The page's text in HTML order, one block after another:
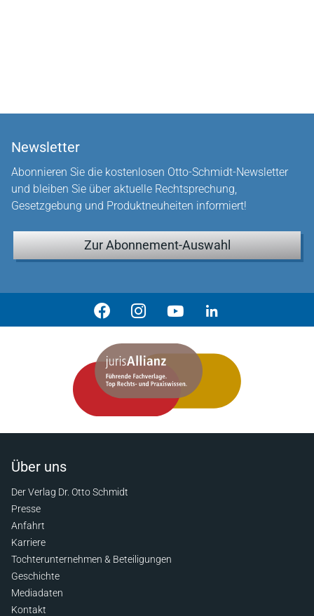
Newsletter
Abonnieren Sie die kostenlosen Otto-Schmidt-Newsletter
und bleiben Sie über aktuelle Rechtsprechung,
Gesetzgebung und Produktneuheiten informiert!
Zur Abonnement-Auswahl
Über uns
Der Verlag Dr. Otto Schmidt
Presse
Anfahrt
Karriere
Tochterunternehmen & Beteiligungen
Geschichte
Mediadaten
Kontakt